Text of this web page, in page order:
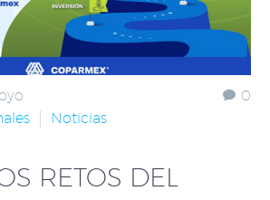
0
Noticias
RETOS DEL